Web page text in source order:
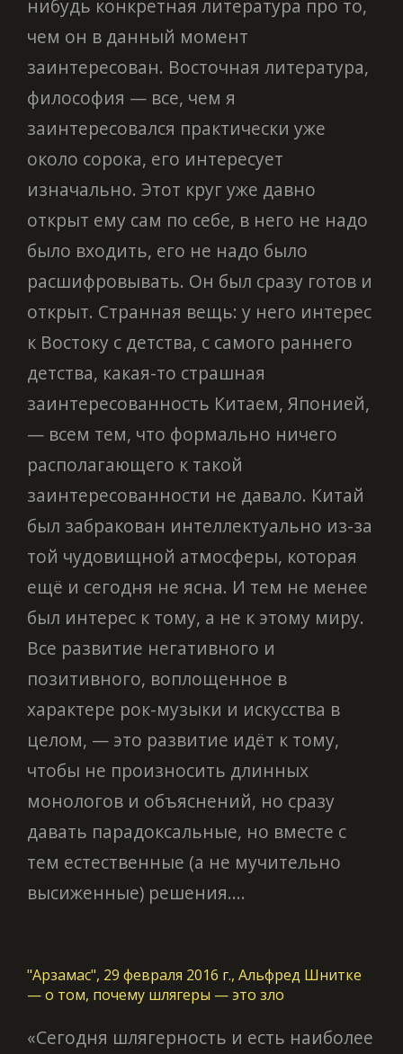
нибудь конкретная литература про то,
чем он в данный момент
заинтересован. Восточная литература,
философия — все, чем я
заинтересовался практически уже
около сорока, его интересует
изначально. Этот круг уже давно
открыт ему сам по себе, в него не надо
было входить, его не надо было
расшифровывать. Он был сразу готов и
открыт. Странная вещь: у него интерес
к Востоку с детства, с самого раннего
детства, какая-то страшная
заинтересованность Китаем, Японией,
— всем тем, что формально ничего
располагающего к такой
заинтересованности не давало. Китай
был забракован интеллектуально из-за
той чудовищной атмосферы, которая
ещё и сегодня не ясна. И тем не менее
был интерес к тому, а не к этому миру.
Все развитие негативного и
позитивного, воплощенное в
характере рок-музыки и искусства в
целом, — это развитие идёт к тому,
чтобы не произносить длинных
монологов и объяснений, но сразу
давать парадоксальные, но вместе с
тем естественные (а не мучительно
высиженные) решения....
"Арзамас", 29 февраля 2016 г., Альфред Шнитке
— о том, почему шлягеры — это зло
«Сегодня шлягерность и есть нaиболее